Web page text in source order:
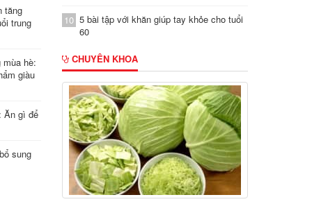
tăng
trung
hè:
giàu
Ăn gì để
sung
10 5 bài tập với khăn giúp tay khỏe cho tuổi
60
CHUYÊN KHOA